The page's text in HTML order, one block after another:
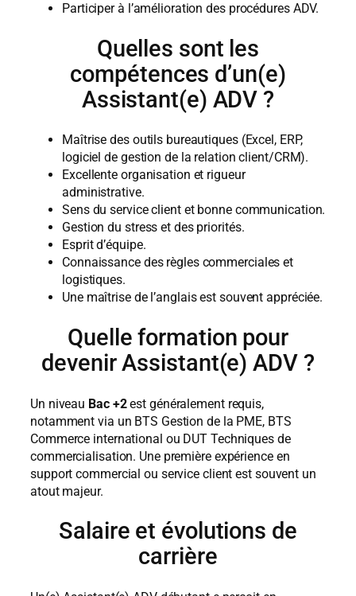
Participer à l’amélioration des procédures ADV.
Quelles sont les
compétences d’un(e)
Assistant(e) ADV ?
Maîtrise des outils bureautiques (Excel, ERP,
logiciel de gestion de la relation client/CRM).
Excellente organisation et rigueur
administrative.
Sens du service client et bonne communication.
Gestion du stress et des priorités.
Esprit d’équipe.
Connaissance des règles commerciales et
logistiques.
Une maîtrise de l’anglais est souvent appréciée.
Quelle formation pour
devenir Assistant(e) ADV ?
Un niveau Bac +2est généralement requis,
notamment via un BTS Gestion de la PME, BTS
Commerce international ou DUT Techniques de
commercialisation. Une première expérience en
support commercial ou service client est souvent un
atout majeur.
Salaire et évolutions de
carrière